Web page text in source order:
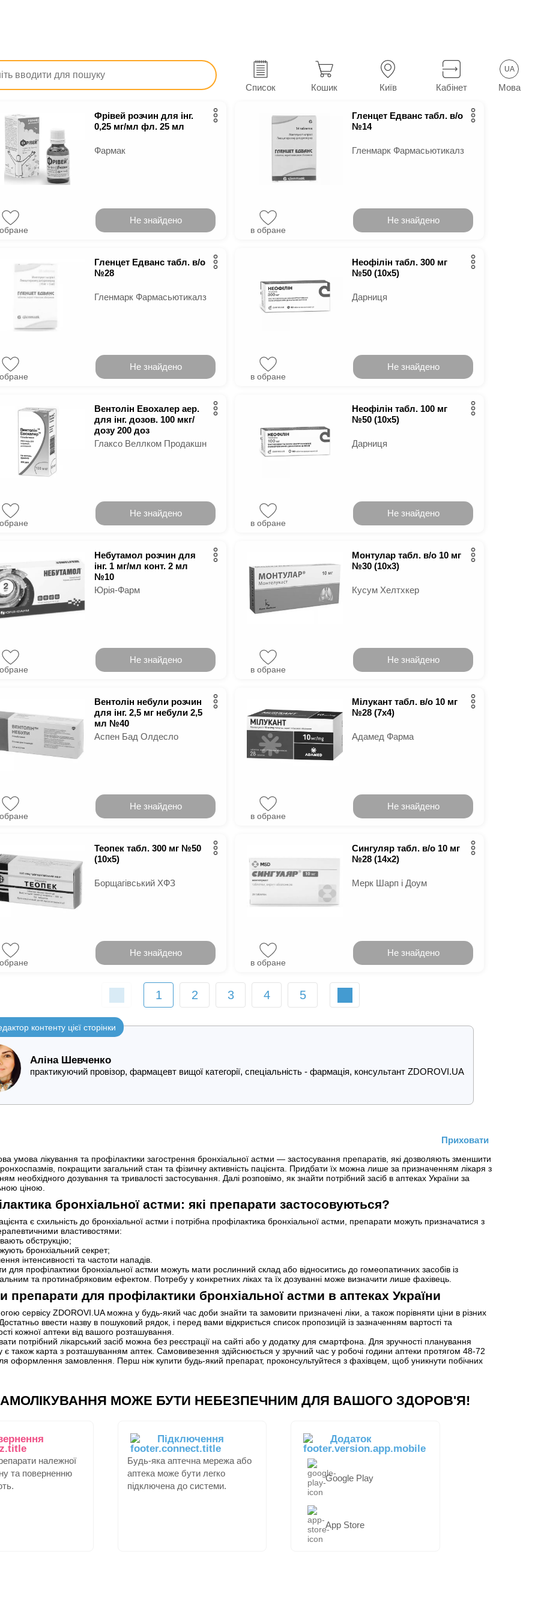
Список Кошик Київ Кабінет
UA
Мова
Ліки При бронхіальній астмі Профілактика бронхіальної астми у м.Київ
для профілактики бронхіальної астми
Фрівей розчин для інг.
0,25 мг/мл фл. 25 мл
Фармак
Не знайдено
Гленцет Едванс табл. в/о
№14
Гленмарк Фармасьютикалз
в обране
Не знайдено
Гленцет Едванс табл. в/о
№28
Гленмарк Фармасьютикалз
Не знайдено
Неофілін табл. 300 мг
№50 (10х5)
Дарниця
в обране
Не знайдено
Вентолін Евохалер аер.
для інг. дозов. 100 мкг/
дозу 200 доз
Глаксо Веллком Продакшн
Не знайдено
Неофілін табл. 100 мг
№50 (10х5)
Дарниця
в обране
Не знайдено
Небутамол розчин для
інг. 1 мг/мл конт. 2 мл
№10
Юрія-Фарм
Не знайдено
Монтулар табл. в/о 10 мг
№30 (10х3)
Кусум Хелтхкер
в обране
Не знайдено
Вентолін небули розчин
для інг. 2,5 мг небули 2,5
мл №40
Аспен Бад Олдесло
Не знайдено
Мілукант табл. в/о 10 мг
№28 (7х4)
Адамед Фарма
в обране
Не знайдено
Теопек табл. 300 мг №50
(10х5)
Борщагівський ХФЗ
Не знайдено
Сингуляр табл. в/о 10 мг
№28 (14х2)
Мерк Шарп і Доум
в обране
Не знайдено
1 2 3 4 5
контенту цієї сторінки
Аліна Шевченко
практикуючий провізор, фармацевт вищої категорії, спеціальність - фармація, консультант ZDOROVI.UA
умова лікування та профілактики загострення бронхіальної астми — застосування препаратів, які дозволяють зменшити
покращити загальний стан та фізичну активність пацієнта. Придбати їх можна лише за призначенням лікаря з
необхідного дозування та тривалості застосування. Далі розповімо, як знайти потрібний засіб в аптеках України за
ціною.
бронхіальної астми: які препарати застосовуються?
є схильність до бронхіальної астми і потрібна профілактика бронхіальної астми, препарати можуть призначатися з
властивостями:
обструкцію;
бронхіальний секрет;
інтенсивності та частоти нападів.
для профілактики бронхіальної астми можуть мати рослинний склад або відноситись до гомеопатичних засобів із
та протинабряковим ефектом. Потребу у конкретних ліках та їх дозуванні може визначити лише фахівець.
препарати для профілактики бронхіальної астми в аптеках України
сервісу ZDOROVI.UA можна у будь-який час доби знайти та замовити призначені ліки, а також порівняти ціни в різних
ввести назву в пошуковий рядок, і перед вами відкриється список пропозицій із зазначенням вартості та
кожної аптеки від вашого розташування.
потрібний лікарський засіб можна без реєстрації на сайті або у додатку для смартфона. Для зручності планування
також карта з розташуванням аптек. Самовивезення здійснюється у зручний час у робочі години аптеки протягом 48-72
оформлення замовлення. Перш ніж купити будь-який препарат, проконсультуйтеся з фахівцем, щоб уникнути побічних
Приховати
МОЖЕ БУТИ НЕБЕЗПЕЧНИМ ДЛЯ ВАШОГО ЗДОРОВ'Я!
належної
та поверненню
Підключення
Будь-яка аптечна мережа або
аптека може бути легко
підключена до системи.
Додаток
Google Play
App Store